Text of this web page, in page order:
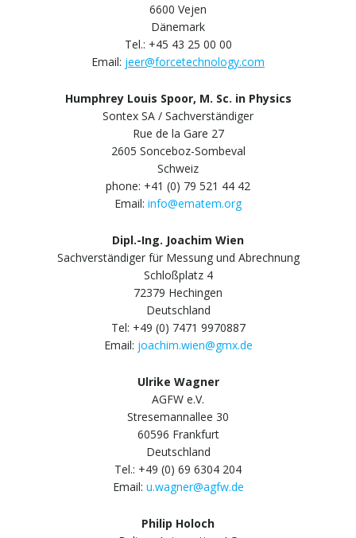
6600 Vejen
Dänemark
Tel.: +45 43 25 00 00
Email: jeer@forcetechnology.com
Humphrey Louis Spoor, M. Sc. in Physics
Sontex SA / Sachverständiger
Rue de la Gare 27
2605 Sonceboz-Sombeval
Schweiz
phone: +41 (0) 79 521 44 42
Email: info@ematem.org
Dipl.-Ing. Joachim Wien
Sachverständiger für Messung und Abrechnung
Schloßplatz 4
72379 Hechingen
Deutschland
Tel: +49 (0) 7471 9970887
Email: joachim.wien@gmx.de
Ulrike Wagner
AGFW e.V.
Stresemannallee 30
60596 Frankfurt
Deutschland
Tel.: +49 (0) 69 6304 204
Email: u.wagner@agfw.de
Philip Holoch